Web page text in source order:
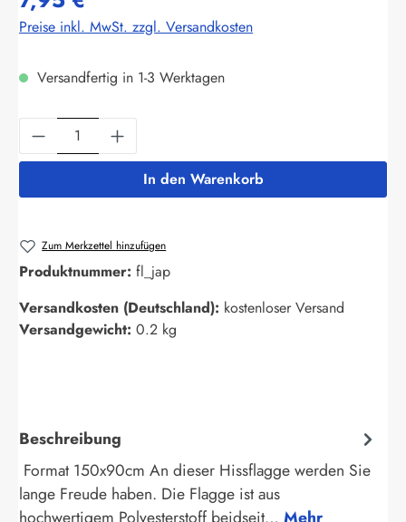
Preise inkl. MwSt. zzgl. Versandkosten
Versandfertig in 1-3 Werktagen
Produkt Anzahl: Gib den gewünschten
In den Warenkorb
Zum Merkzettel hinzufügen
Produktnummer: fl_jap
Versandkosten (Deutschland): kostenloser Versand
Versandgewicht: 0.2 kg
Beschreibung
Format 150x90cm An dieser Hissflagge werden Sie
lange Freude haben. Die Flagge ist aus